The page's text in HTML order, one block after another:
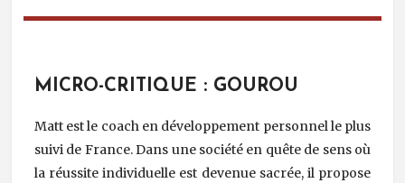
MICRO-CRITIQUE : GOUROU
Matt est le coach en développement personnel le plus
suivi de France. Dans une société en quête de sens où
la réussite individuelle est devenue sacrée, il propose